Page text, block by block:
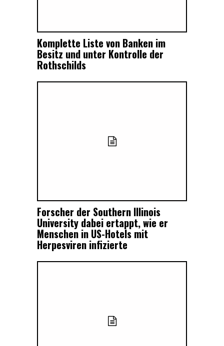
Komplette Liste von Banken im
Besitz und unter Kontrolle der
Rothschilds
Forscher der Southern Illinois
University dabei ertappt, wie er
Menschen in US-Hotels mit
Herpesviren infizierte